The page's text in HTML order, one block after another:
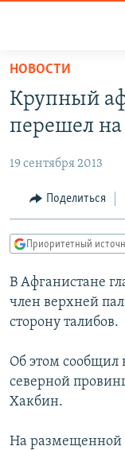
упрощенного
доступа
основному
Вернутся
главной
навигации
Вернутся
поиску
ПОДКАСТЫ
АВТОРСКИЕ
ЦИТАТЫ СВОБОДЫ
МНЕНИЯ
IDEL.РЕАЛИИ
КАВКАЗ.РЕАЛИИ
СЕВЕР.РЕАЛИИ
РАСПИСАНИЕ
ПОДПИШИТЕСЬ
СОЦИАЛЬНЫЕ СЕТИ
НОВОСТИ
Крупный
перешел на
19 сентября 2013
Поделиться
Приоритетный
В Афганистане
член верхней
сторону талибов.
Об этом сообщил
северной
Хакбин.
На размещенной